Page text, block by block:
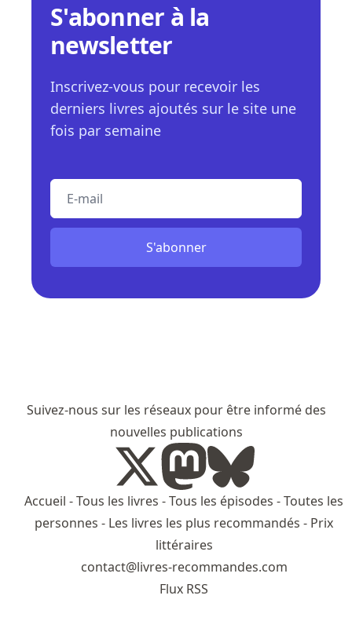
S'abonner à la
newsletter
Inscrivez-vous pour recevoir les
derniers livres ajoutés sur le site une
fois par semaine
S'abonner
Suivez-nous sur les réseaux pour être informé des
nouvelles publications
Accueil -Tous les livres -Tous les épisodes -Toutes les
personnes - Les livres les plus recommandés - Prix
littéraires
contact@livres-recommandes.com
Flux RSS